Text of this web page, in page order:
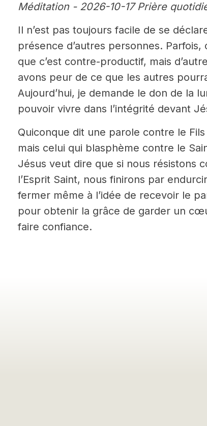
Méditation - 2026-10-17 Prière
Il n’est pas toujours facile de se
présence d’autres personnes.
que c’est contre-productif, mais
avons peur de ce que les autres
Aujourd’hui, je demande le don de la
pouvoir vivre dans l’intégrité devant
Quiconque dit une parole contre le
mais celui qui blasphème contre le
Jésus veut dire que si nous résistons
l’Esprit Saint, nous finirons par
fermer même à l’idée de recevoir le
pour obtenir la grâce de garder un
faire confiance.